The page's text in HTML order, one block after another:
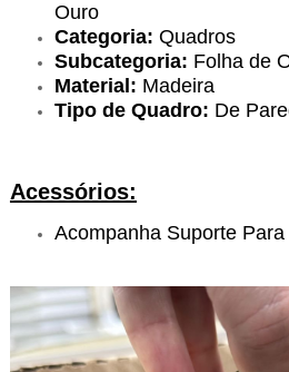
Ouro
Categoria: Quadros
Subcategoria: Folha de
Material: Madeira
Tipo de Quadro: De
Acessórios:
Acompanha Suporte